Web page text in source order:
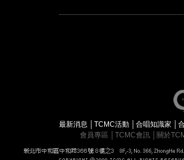
最新消息 │TCMC活動 │合唱知識家 │
會員專區
TCMC會訊 關於